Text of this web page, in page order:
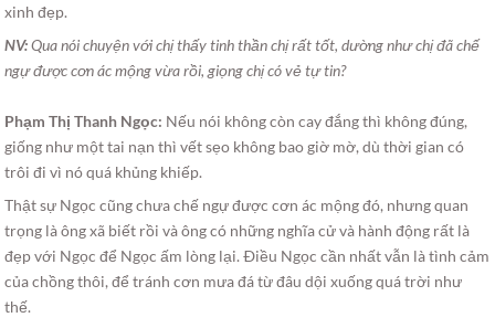
xinh đẹp.
NV:Qua nói chuyện với chị thấy tinh thần chị rất tốt, dường như chị đã chế
ngự được cơn ác mộng vừa rồi, giọng chị có vẻ tự tin?
Phạm Thị Thanh Ngọc: Nếu nói không còn cay đắng thì không đúng,
giống như một tai nạn thì vết sẹo không bao giờ mờ, dù thời gian có
trôi đi vì nó quá khủng khiếp.
Thật sự Ngọc cũng chưa chế ngự được cơn ác mộng đó, nhưng quan
trọng là ông xã biết rồi và ông có những nghĩa cử và hành động rất là
đẹp với Ngọc để Ngọc ấm lòng lại. Ðiều Ngọc cần nhất vẫn là tình cảm
của chồng thôi, để tránh cơn mưa đá từ đâu dội xuống quá trời như
thế.